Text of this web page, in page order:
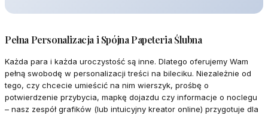
Pełna Personalizacja i Spójna Papeteria Ślubna
Każda para i każda uroczystość są inne. Dlatego oferujemy Wam
pełną swobodę w personalizacji treści na bileciku. Niezależnie od
tego, czy chcecie umieścić na nim wierszyk, prośbę o
potwierdzenie przybycia, mapkę dojazdu czy informacje o noclegu
– nasz zespół grafików (lub intuicyjny kreator online) przygotuje dla